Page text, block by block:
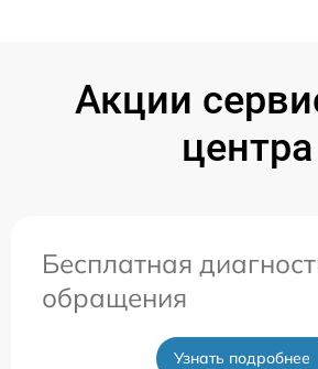
Акции
центра
Бесплатная
обращения
Узнать подробнее